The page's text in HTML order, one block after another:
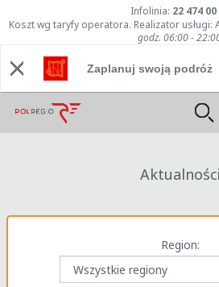
Infolinia: 22 474 00
Koszt wg taryfy operatora. Realizator usługi:
godz. 06:00 -
Zaplanuj swoją podróż
Aktualności
Region: